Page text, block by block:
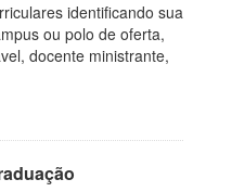
identificando sua
ou polo de oferta,
docente ministrante,